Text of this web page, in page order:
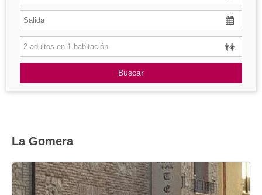
Islas
Hoteles
Buscar
La Gomera